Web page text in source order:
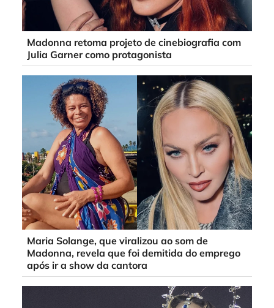
Madonna retoma projeto de cinebiografia com
Julia Garner como protagonista
Maria Solange, que viralizou ao som de
Madonna, revela que foi demitida do emprego
após ir a show da cantora